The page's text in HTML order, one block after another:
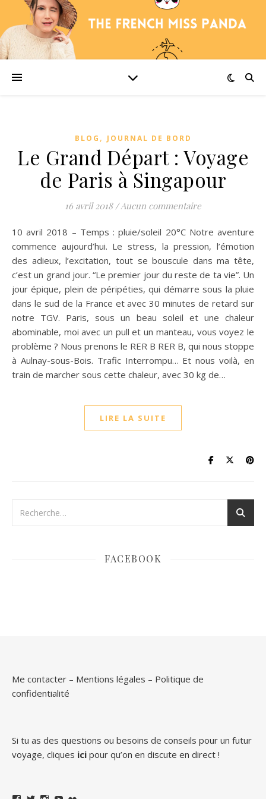
BLOG , JOURNAL DE BORD
Le Grand Départ : Voyage
de Paris à Singapour
16 avril 2018 /Aucun commentaire
10 avril 2018 – Temps : pluie/soleil 20°C Notre aventure
commence aujourd’hui. Le stress, la pression, l’émotion
des adieux, l’excitation, tout se bouscule dans ma tête,
c’est un grand jour. “Le premier jour du reste de ta vie”. Un
jour épique, plein de péripéties, qui démarre sous la pluie
dans le sud de la France et avec 30 minutes de retard sur
notre TGV. Paris, sous un beau soleil et une chaleur
abominable, moi avec un pull et un manteau, vous voyez le
problème ? Nous prenons le RER B RER B, qui nous stoppe
à Aulnay-sous-Bois. Trafic Interrompu… Et nous voilà, en
train de marcher sous cette chaleur, avec 30 kg de…
LIRE LA SUITE
FACEBOOK
Me contacter – Mentions légales – Politique de
confidentialité
Si tu as des questions ou besoins de conseils pour un futur
voyage, cliques ici pour qu’on en discute en direct !